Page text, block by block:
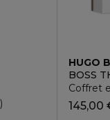
HUGO
BOSS
Coffret
145,00